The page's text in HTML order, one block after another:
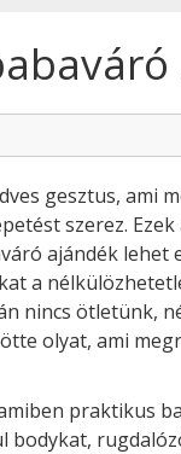
gesztus, ami
szerez.
ajándék lehet
a
nincs ötletünk,
olyat, ami
praktikus
bodykat,